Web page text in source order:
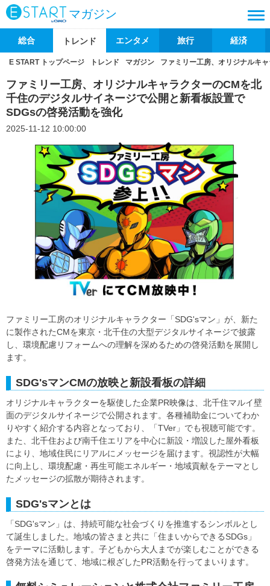
マガジン
総合 トレンド エンタメ 旅行 経済
E START トップページ トレンド マガジン ファミリー工房、オリジナルキ
ファミリー工房、オリジナルキャラクターのCMを北
千住のデジタルサイネージで公開と新看板設置で
SDGsの啓発活動を強化
2025-11-12 10:00:00
ファミリー工房のオリジナルキャラクター「SDG'sマン」が、新た
に製作されたCMを東京・北千住の大型デジタルサイネージで披露
し、環境配慮リフォームへの理解を深めるための啓発活動を展開し
ます。
SDG'sマンCMの放映と新設看板の詳細
オリジナルキャラクターを駆使した企業PR映像は、北千住マルイ壁
面のデジタルサイネージで公開されます。各種補助金についてわか
りやすく紹介する内容となっており、「TVer」でも視聴可能です。
また、北千住および南千住エリアを中心に新設・増設した屋外看板
により、地域住民にリアルにメッセージを届けます。視認性が大幅
に向上し、環境配慮・再生可能エネルギー・地域貢献をテーマとし
たメッセージの拡散が期待されます。
SDG'sマンとは
「SDG'sマン」は、持続可能な社会づくりを推進するシンボルとし
て誕生しました。地域の皆さまと共に「住まいからできるSDGs」
をテーマに活動します。子どもから大人までが楽しむことができる
啓発方法を通じて、地域に根ざしたPR活動を行ってまいります。